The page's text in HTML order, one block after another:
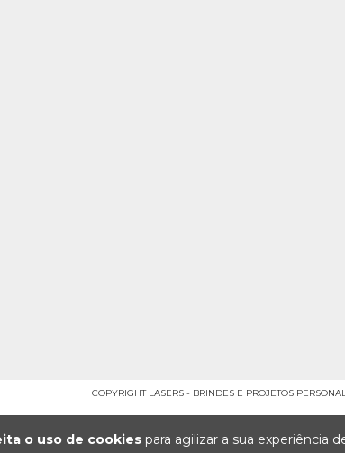
o uso de cookies para agilizar a sua experiência
COPYRIGHT LASERS - BRINDES E PROJETOS